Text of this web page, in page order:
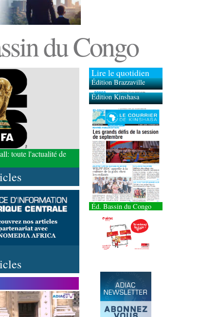
du Congo
toute l'actualité de
Lire le quotidien
Édition Brazzaville
Édition Kinshasa
Éd. Bassin du Congo